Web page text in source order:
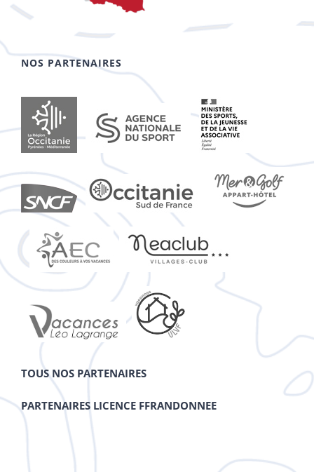
NOS PARTENAIRES
TOUS NOS PARTENAIRES
PARTENAIRES LICENCE FFRANDONNEE